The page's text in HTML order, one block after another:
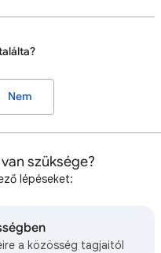
Nem
szüksége?
lépéseket:
a közösség tagjaitól